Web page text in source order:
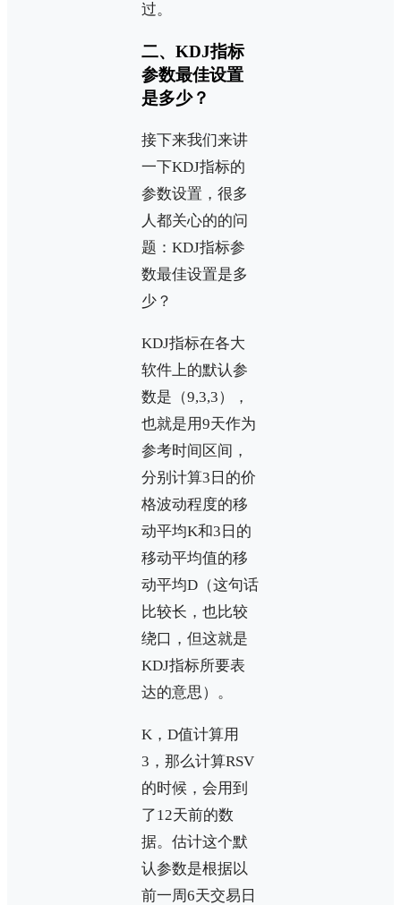
过。
二、KDJ指标
参数最佳设置
是多少？
接下来我们来讲
一下KDJ指标的
参数设置，很多
人都关心的的问
题：KDJ指标参
数最佳设置是多
少？
KDJ指标在各大
软件上的默认参
数是（9,3,3），
也就是用9天作为
参考时间区间，
分别计算3日的价
格波动程度的移
动平均K和3日的
移动平均值的移
动平均D（这句话
比较长，也比较
绕口，但这就是
KDJ指标所要表
达的意思）。
K，D值计算用
3，那么计算RSV
的时候，会用到
了12天前的数
据。估计这个默
认参数是根据以
前一周6天交易日